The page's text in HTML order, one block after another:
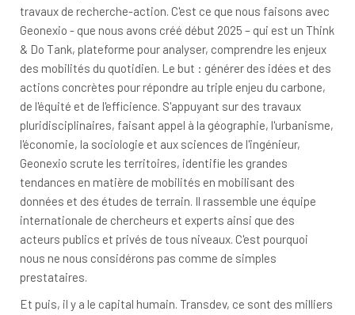
travaux de recherche-action. C'est ce que nous faisons avec
Geonexio - que nous avons créé début 2025 – qui est un Think
& Do Tank, plateforme pour analyser, comprendre les enjeux
des mobilités du quotidien. Le but : générer des idées et des
actions concrètes pour répondre au triple enjeu du carbone,
de l'équité et de l'efficience. S'appuyant sur des travaux
pluridisciplinaires, faisant appel à la géographie, l'urbanisme,
l'économie, la sociologie et aux sciences de l'ingénieur,
Geonexio scrute les territoires, identifie les grandes
tendances en matière de mobilités en mobilisant des
données et des études de terrain. Il rassemble une équipe
internationale de chercheurs et experts ainsi que des
acteurs publics et privés de tous niveaux. C'est pourquoi
nous ne nous considérons pas comme de simples
prestataires.
Et puis, il y a le capital humain. Transdev, ce sont des milliers